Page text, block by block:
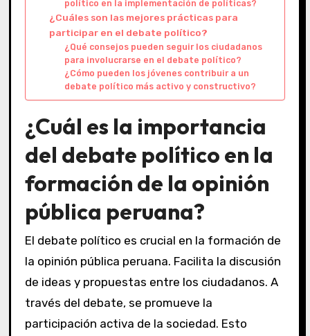
político en la implementación de políticas?
¿Cuáles son las mejores prácticas para
participar en el debate político?
¿Qué consejos pueden seguir los ciudadanos
para involucrarse en el debate político?
¿Cómo pueden los jóvenes contribuir a un
debate político más activo y constructivo?
¿Cuál es la importancia
del debate político en la
formación de la opinión
pública peruana?
El debate político es crucial en la formación de
la opinión pública peruana. Facilita la discusión
de ideas y propuestas entre los ciudadanos. A
través del debate, se promueve la
participación activa de la sociedad. Esto